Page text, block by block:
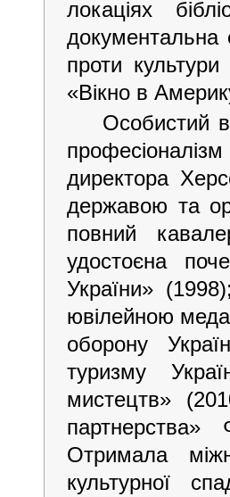
локаціях
документальна
проти
«Вікно в
Особистий
директора
державою та
повний
удостоєна
України»
ювілейною
оборону
туризму
мистецтв»
партнерства»
Отримала
культурної